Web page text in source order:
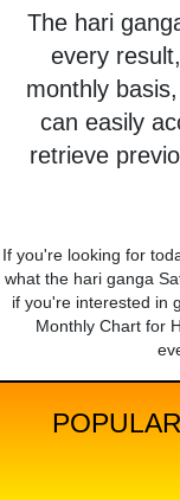
The hari
every
monthly
can easily
retrieve
If you're looking for
what the hari ganga
if you're interested in
Monthly Chart for